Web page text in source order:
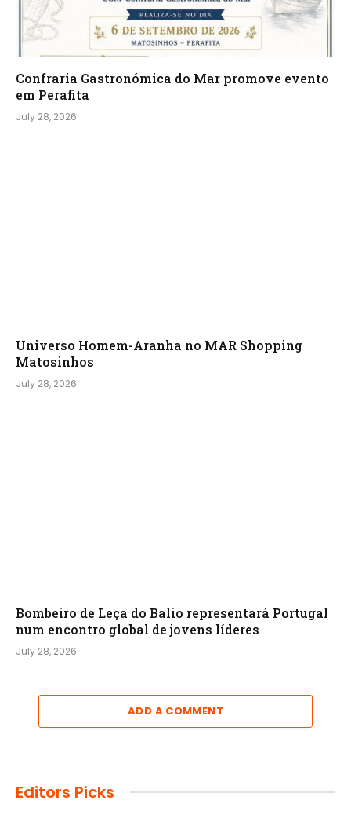
Confraria Gastronómica do Mar promove evento
em Perafita
July 28, 2026
Universo Homem-Aranha no MAR Shopping
Matosinhos
July 28, 2026
Bombeiro de Leça do Balio representará Portugal
num encontro global de jovens líderes
July 28, 2026
ADD A COMMENT
Editors Picks